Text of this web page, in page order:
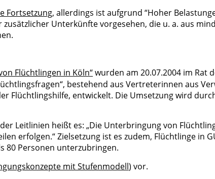
Fortsetzung, allerdings ist aufgrund “Hoher
Unterkünfte vorgesehen, die u. a. aus
Flüchtlingen in Köln“wurden am 20.07.2004 im Rat
bestehend aus Vertreterinnen aus
Flüchtlingshilfe, entwickelt. Die Umsetzung wird
Leitlinien heißt es: „Die Unterbringung von
erfolgen.“ Zielsetzung ist es zudem, Flüchtlinge in
80 Personen unterzubringen.
mit Stufenmodell) vor.